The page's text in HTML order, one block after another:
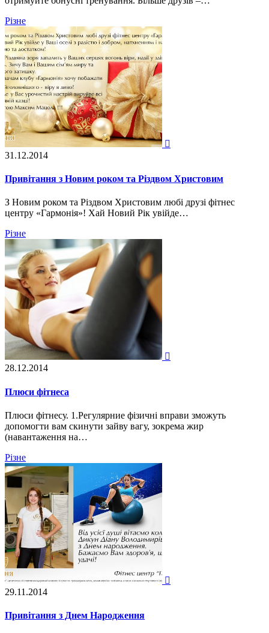
Різне

31.12.2014
Привітання з Новим роком та Різдвом Христовим
З Новим роком та Різдвом Христовим любі друзі фітнес
центру «Гармонія»! Хай Новий Рік увійде…
Різне

28.12.2014
Плюси фітнеса
Плюси фітнесу. 1.Регулярние фізичні вправи зможуть
допомогти вам скинути зайву вагу, зокрема жир
(навантаження на…
Різне

29.11.2014
Привітання з Днем Народження